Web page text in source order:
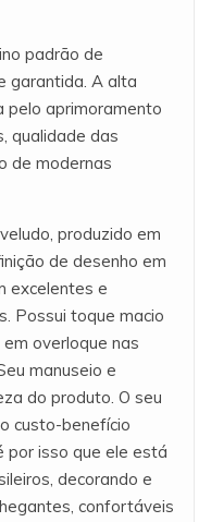
padrão de
garantida. A alta
pelo aprimoramento
qualidade das
de modernas
produzido em
de desenho em
excelentes e
Possui toque macio
overloque nas
manuseio e
do produto. O seu
custo-benefício
por isso que ele está
decorando e
confortáveis